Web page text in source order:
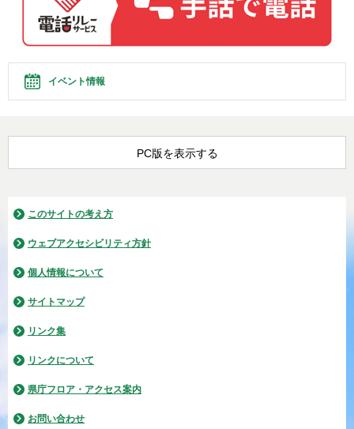
イベント情報
PC版を表示する
このサイトの考え方
ウェブアクセシビリティ方針
個人情報について
サイトマップ
リンク集
リンクについて
県庁フロア・アクセス案内
お問い合わせ